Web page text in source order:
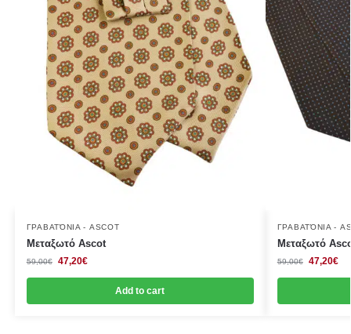
ΓΡΑΒΑΤΌΝΙΑ - ASCOT
Μεταξωτό Ascot
59,00€ 47,20€
Add to cart
ΓΡΑΒΑΤΌΝΙΑ -
Μεταξωτό
59,00€ 47,20€